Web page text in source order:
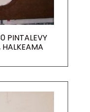
PINTALEVY